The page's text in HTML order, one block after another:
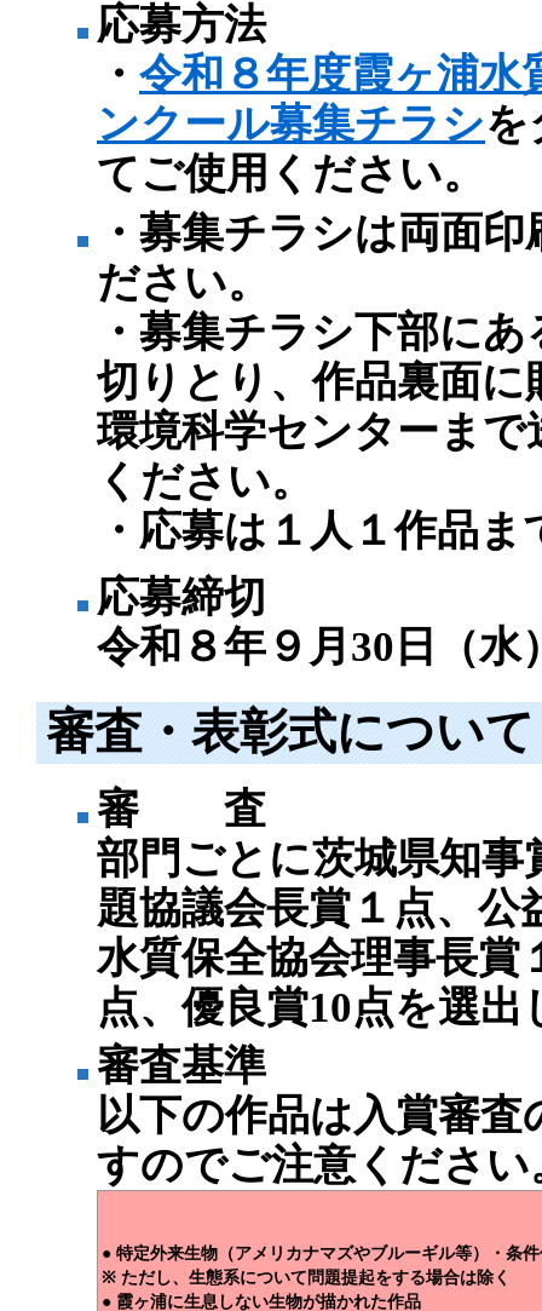
応募方法
・ 令和８年度霞ヶ浦水
ンクール募集チラシを
てご使用ください。
・募集チラシは両面
ださい。
・募集チラシ下部に
切りとり、作品裏面に
環境科学センターま
ください。
・応募は１人１作品
応募締切
令和８年９月30日（水
審査・表彰式について
審 査
部門ごとに茨城県知事
題協議会長賞１点、公
水質保全協会理事長賞
点、優良賞10点を選出
審査基準
以下の作品は入賞審
すのでご注意ください
● 特定外来生物（アメリカナマズやブルーギル等）・条
※ ただし、生態系について問題提起をする場合は除く
● 霞ヶ浦に生息しない生物が描かれた作品